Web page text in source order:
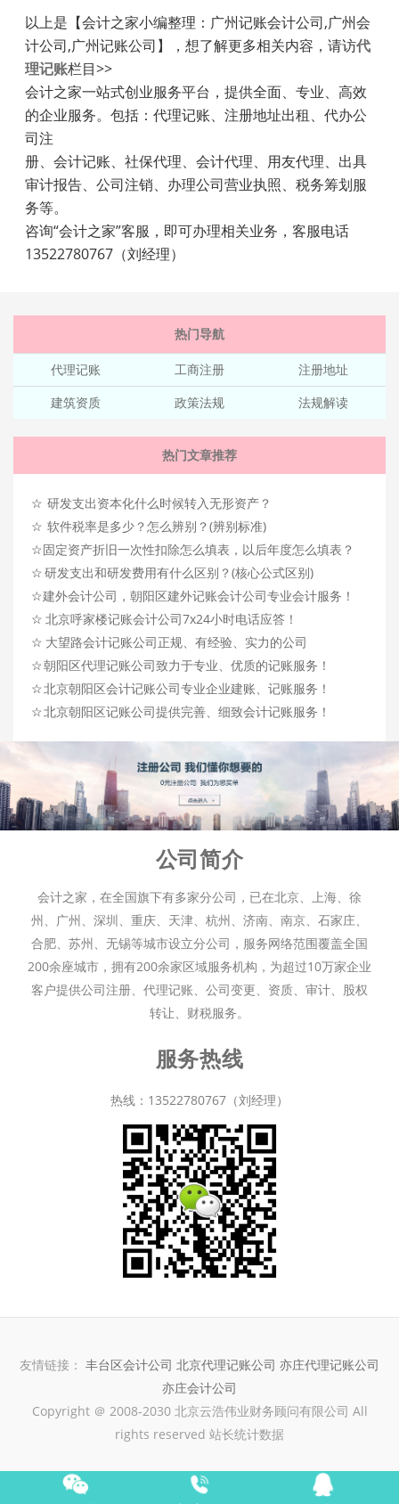
以上是【会计之家小编整理：广州记账会计公司,广州会
计公司,广州记账公司】，想了解更多相关内容，请访代
理记账栏目>>
会计之家一站式创业服务平台，提供全面、专业、高效
的企业服务。包括：代理记账、注册地址出租、代办公
司注
册、会计记账、社保代理、会计代理、用友代理、出具
审计报告、公司注销、办理公司营业执照、税务筹划服
务等。
咨询“会计之家”客服，即可办理相关业务，客服电话
13522780767（刘经理）
热门导航
代理记账 工商注册
注册地址
建筑资质
政策法规 法规解读
热门文章推荐
☆ 研发支出资本化什么时候转入无形资产？
☆ 软件税率是多少？怎么辨别？(辨别标准)
☆固定资产折旧一次性扣除怎么填表，以后年度怎么填表？
☆ 研发支出和研发费用有什么区别？(核心公式区别)
☆建外会计公司，朝阳区建外记账会计公司专业会计服务！
☆ 北京呼家楼记账会计公司7x24小时电话应答！
☆ 大望路会计记账公司正规、有经验、实力的公司
☆朝阳区代理记账公司致力于专业、优质的记账服务！
☆北京朝阳区会计记账公司专业企业建账、记账服务！
☆北京朝阳区记账公司提供完善、细致会计记账服务！
公司简介
会计之家，在全国旗下有多家分公司，已在北京、上海、徐
州、广州、深圳、重庆、天津、杭州、济南、南京、石家庄、
合肥、苏州、无锡等城市设立分公司，服务网络范围覆盖全国
200余座城市，拥有200余家区域服务机构，为超过10万家企业
客户提供公司注册、代理记账、公司变更、资质、审计、股权
转让、财税服务。
服务热线
热线：13522780767（刘经理）
友情链接： 丰台区会计公司 北京代理记账公司 亦庄代理记账公司
亦庄会计公司
Copyright ＠ 2008-2030 北京云浩伟业财务顾问有限公司 All
rights reserved 站长统计数据